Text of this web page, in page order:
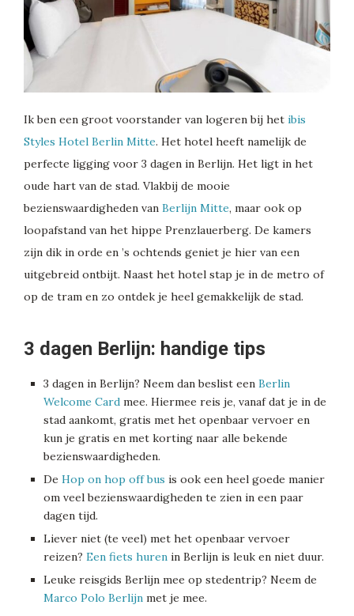
Ik ben een groot voorstander van logeren bij het ibis
Styles Hotel Berlin Mitte. Het hotel heeft namelijk de
perfecte ligging voor 3 dagen in Berlijn. Het ligt in het
oude hart van de stad. Vlakbij de mooie
bezienswaardigheden van Berlijn Mitte, maar ook op
loopafstand van het hippe Prenzlauerberg. De kamers
zijn dik in orde en ’s ochtends geniet je hier van een
uitgebreid ontbijt. Naast het hotel stap je in de metro of
op de tram en zo ontdek je heel gemakkelijk de stad.
3 dagen Berlijn: handige tips
3 dagen in Berlijn? Neem dan beslist een Berlin
Welcome Card mee. Hiermee reis je, vanaf dat je in de
stad aankomt, gratis met het openbaar vervoer en
kun je gratis en met korting naar alle bekende
bezienswaardigheden.
De Hop on hop off bus is ook een heel goede manier
om veel bezienswaardigheden te zien in een paar
dagen tijd.
Liever niet (te veel) met het openbaar vervoer
reizen? Een fiets huren in Berlijn is leuk en niet duur.
Leuke reisgids Berlijn mee op stedentrip? Neem de
Marco Polo Berlijn met je mee.